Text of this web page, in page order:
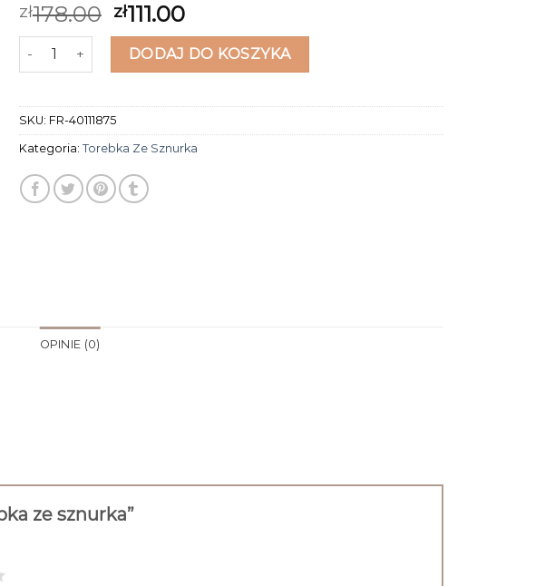
zł178.00 zł111.00
ilość torebka ze sznurkaDODAJ DO KOSZYKA
SKU: FR-40111875
Kategoria: Torebka Ze Sznurka
OPINIE (0)
ze sznurka”